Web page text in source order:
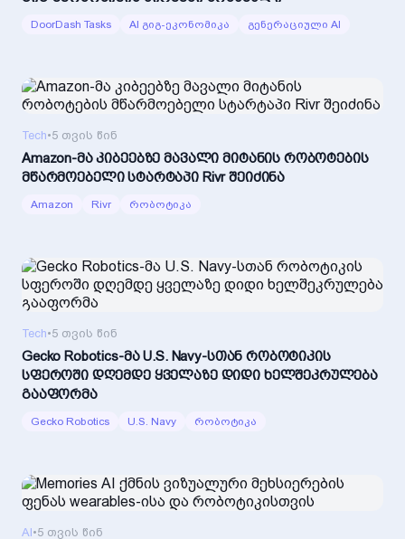
DoorDash Tasks AI გიგ-ეკონომიკა გენერაციული AI
Tech•5 თვის წინ
Amazon-მა კიბეებზე მავალი მიტანის რობოტების
მწარმოებელი სტარტაპი Rivr შეიძინა
Amazon Rivr რობოტიკა
Tech•5 თვის წინ
Gecko Robotics-მა U.S. Navy-სთან რობოტიკის
სფეროში დღემდე ყველაზე დიდი ხელშეკრულება
გააფორმა
Gecko Robotics U.S. Navy რობოტიკა
AI•5 თვის წინ